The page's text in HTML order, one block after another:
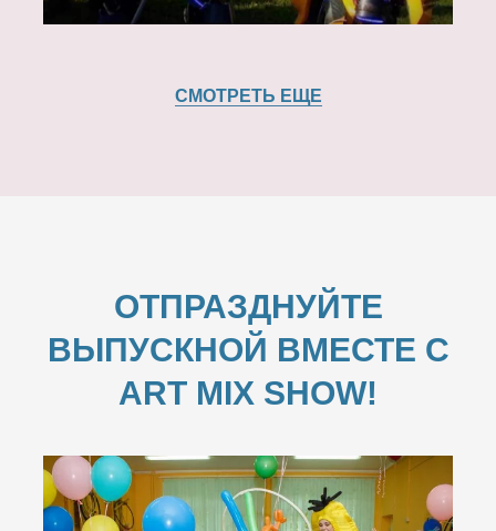
СМОТРЕТЬ ЕЩЕ
ОТПРАЗДНУЙТЕ
ВЫПУСКНОЙ ВМЕСТЕ С
ART MIX SHOW!